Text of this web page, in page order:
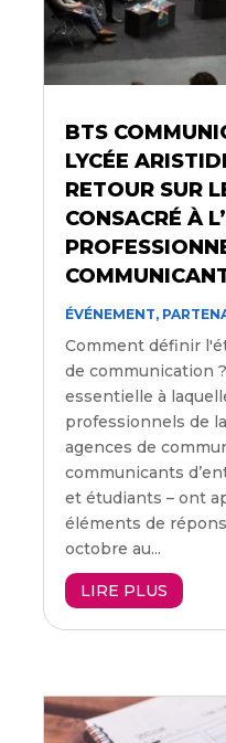
BTS
LYCÉE
RETOUR SUR
CONSACRÉ À
ÉVÉNEMENT,
Comment définir
de communication
essentielle à
professionnels de
agences de
communicants
et étudiants – ont
éléments de
octobre au...
LIRE PLUS